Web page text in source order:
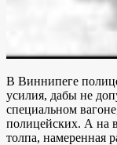
В Виннипеге
усилия, дабы не
специальном
полицейских. А на
толпа, намеренная